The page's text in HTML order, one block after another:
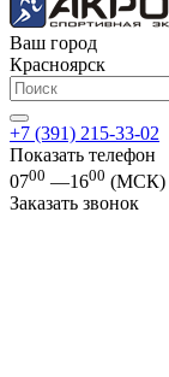
Ваш город
Красноярск
+7 (391) 215-33-02
Показать телефон
0700 —1600 (МСК)
Заказать звонок